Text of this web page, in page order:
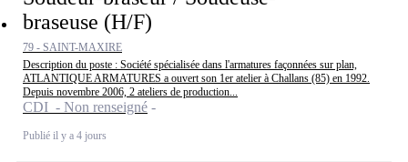
braseuse (H/F)
79 - SAINT-MAXIRE
Description du poste : Société spécialisée dans l'armatures façonnées sur plan,
ATLANTIQUE ARMATURES a ouvert son 1er atelier à Challans (85) en 1992.
Depuis novembre 2006, 2 ateliers de production...
CDI - Non renseigné
Publié il y a 4 jours